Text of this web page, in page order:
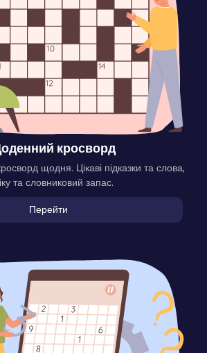
кросворд
щодня. Цікаві підказки та слова,
та словниковий запас.
Перейти